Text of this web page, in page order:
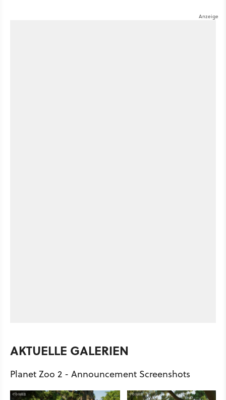
AKTUELLE GALERIEN
Planet Zoo 2 - Announcement Screenshots